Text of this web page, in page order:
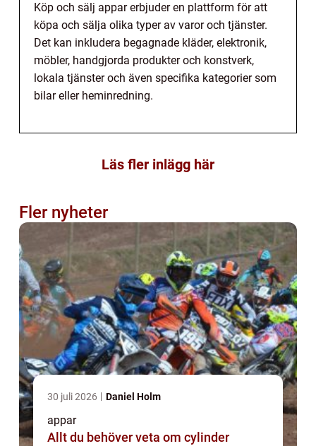
Köp och sälj appar erbjuder en plattform för att
köpa och sälja olika typer av varor och tjänster.
Det kan inkludera begagnade kläder, elektronik,
möbler, handgjorda produkter och konstverk,
lokala tjänster och även specifika kategorier som
bilar eller heminredning.
Läs fler inlägg här
Fler nyheter
30 juli 2026 Daniel Holm
appar
Allt du behöver veta om cylinder